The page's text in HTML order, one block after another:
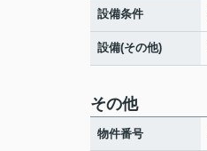
設備条件
設備(その他)
その他
物件番号